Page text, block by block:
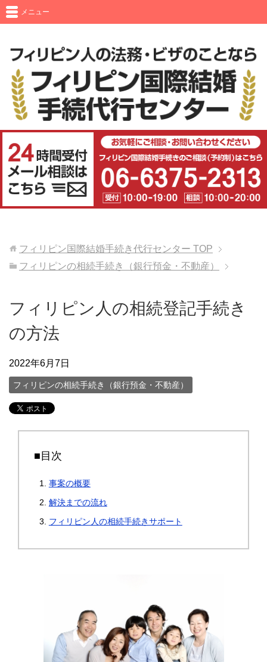
メニュー
フィリピン国際結婚手続き代行センター TOP
フィリピンの相続手続き（銀行預金・不動産）
フィリピン人の相続登記手続き
の方法
2022年6月7日
フィリピンの相続手続き（銀行預金・不動産）
■目次
事案の概要
解決までの流れ
フィリピン人の相続手続きサポート